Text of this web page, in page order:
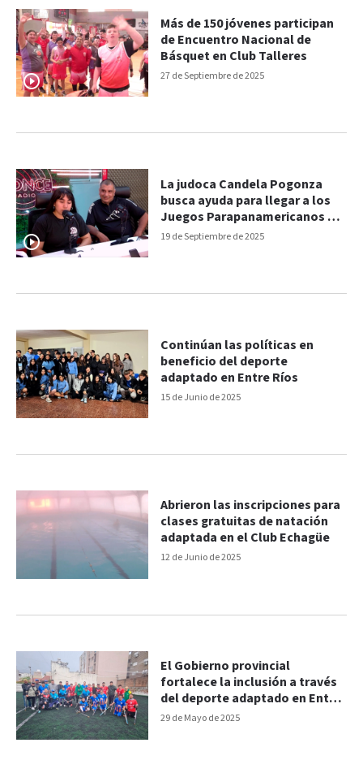
27 de Septiembre de 2025
Más de 150 jóvenes participan
de Encuentro Nacional de
Básquet en Club Talleres
19 de Septiembre de 2025
La judoca Candela Pogonza
busca ayuda para llegar a los
Juegos Parapanamericanos de
Chile
15 de Junio de 2025
Continúan las políticas en
beneficio del deporte
adaptado en Entre Ríos
12 de Junio de 2025
Abrieron las inscripciones para
clases gratuitas de natación
adaptada en el Club Echagüe
29 de Mayo de 2025
El Gobierno provincial
fortalece la inclusión a través
del deporte adaptado en Entre
Ríos